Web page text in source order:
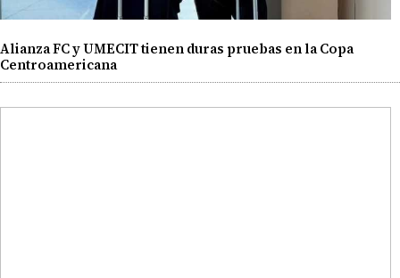
Alianza FC y UMECIT tienen duras pruebas en la Copa
Centroamericana